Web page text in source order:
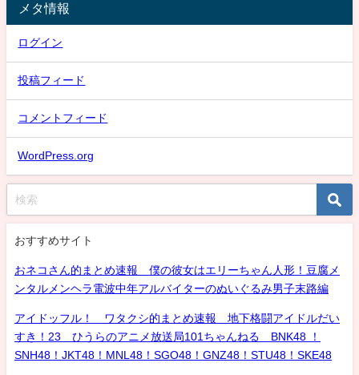
メタ情報
ログイン
投稿フィード
コメントフィード
WordPress.org
おすすめサイト
おネコさん的まとめ速報 僕の彼女はエリーちゃん人形！豆腐メ
ンタルメンヘラ電波中年アルバイターのぬいぐるみ男子末路編
アイドッフル！ ワタクシ的まとめ速報 地下格闘アイドルだい
すき！23 ひうらのアニメ放送局101ちゃんねる BNK48 ！
SNH48！JKT48！MNL48！SGO48！GNZ48！STU48！SKE48